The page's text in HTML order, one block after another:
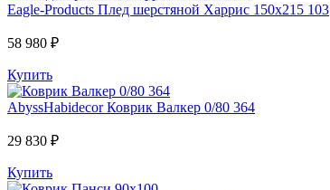
Eagle-Products Плед шерстяной Харрис 150х215 103
58 980 ₽
Купить
AbyssHabidecor Коврик Валкер 0/80 364
29 830 ₽
Купить